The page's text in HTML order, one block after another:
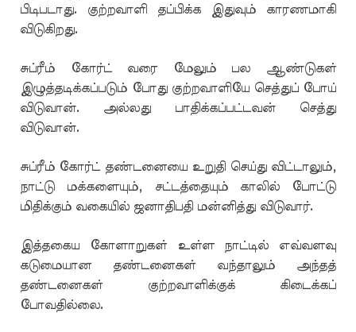
பிடிபடாது. குற்றவாளி தப்பிக்க இதுவும் காரணமாகி
விடுகிறது.
சுப்ரீம் கோர்ட் வரை மேலும் பல ஆண்டுகள்
இழுத்தடிக்கப்படும் போது குற்றவாளியே செத்துப் போய்
விடுவான். அல்லது பாதிக்கப்பட்டவன் செத்து
விடுவான்.
சுப்ரீம் கோர்ட் தண்டனையை உறுதி செய்து விட்டாலும்,
நாட்டு மக்களையும், சட்டத்தையும் காலில் போட்டு
மிதிக்கும் வகையில் ஜனாதிபதி மன்னித்து விடுவார்.
இத்தகைய கோளாறுகள் உள்ள நாட்டில் எவ்வளவு
கடுமையான தண்டனைகள் வந்தாலும் அந்தத்
தண்டனைகள் குற்றவாளிக்குக் கிடைக்கப்
போவதில்லை.